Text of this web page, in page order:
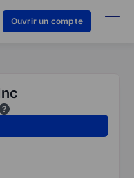
Ouvrir un compte